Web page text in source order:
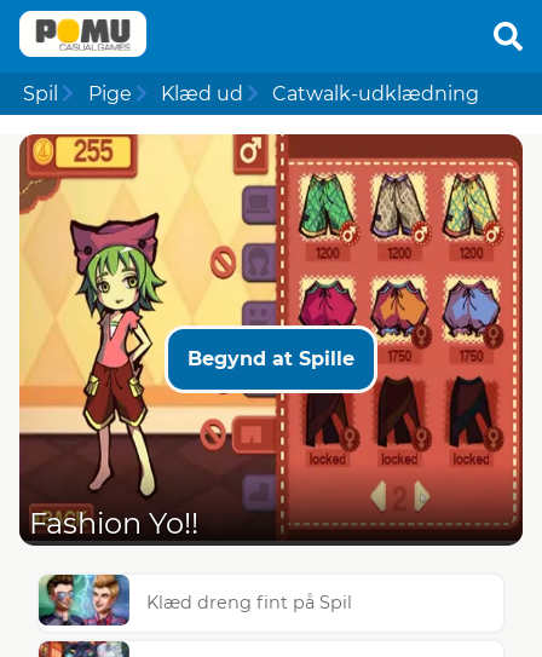
Spil Pige Klæd ud Catwalk-udklædning
Begynd at Spille
Fashion Yo!!
Klæd dreng fint på Spil